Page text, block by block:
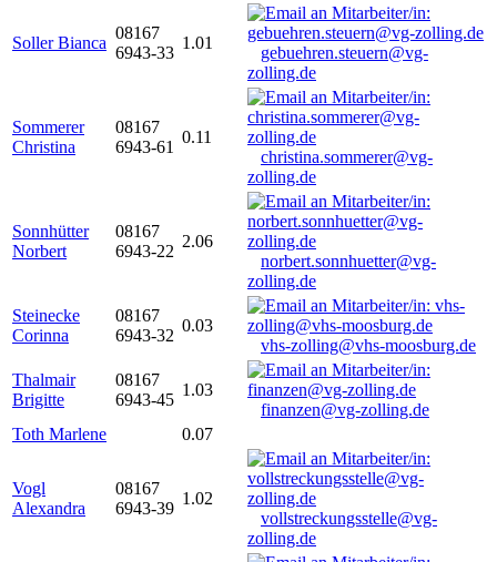
Soller Bianca
08167
6943-33
1.01
gebuehren.steuern@vg-
zolling.de
Sommerer
Christina
08167
6943-61
0.11
christina.sommerer@vg-
zolling.de
Sonnhütter
Norbert
08167
6943-22
2.06
norbert.sonnhuetter@vg-
zolling.de
Steinecke
Corinna
08167
6943-32
0.03
vhs-zolling@vhs-moosburg.de
Thalmair
Brigitte
08167
6943-45
1.03
finanzen@vg-zolling.de
Toth Marlene
0.07
Vogl
Alexandra
08167
6943-39
1.02
vollstreckungsstelle@vg-
zolling.de